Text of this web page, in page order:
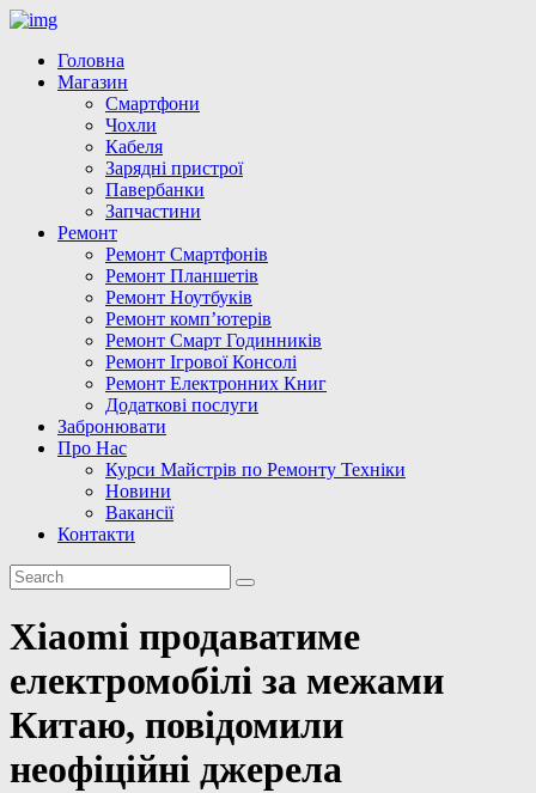
Головна
Магазин
Смартфони
Чохли
Кабеля
Зарядні пристрої
Павербанки
Запчастини
Ремонт
Ремонт Смартфонів
Ремонт Планшетів
Ремонт Ноутбуків
Ремонт комп’ютерів
Ремонт Смарт Годинників
Ремонт Ігрової Консолі
Ремонт Електронних Книг
Додаткові послуги
Забронювати
Про Нас
Курси Майстрів по Ремонту Техніки
Новини
Вакансії
Контакти
Xiaomi продаватиме
електромобілі за межами
Китаю, повідомили
неофіційні джерела